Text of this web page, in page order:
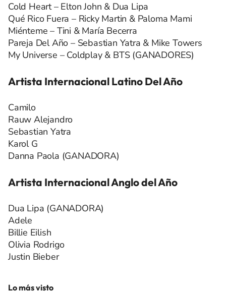
Cold Heart – Elton John & Dua Lipa
Qué Rico Fuera – Ricky Martin & Paloma Mami
Miénteme – Tini & María Becerra
Pareja Del Año – Sebastian Yatra & Mike Towers
My Universe – Coldplay & BTS (GANADORES)
Artista Internacional Latino Del Año
Camilo
Rauw Alejandro
Sebastian Yatra
Karol G
Danna Paola (GANADORA)
Artista Internacional Anglo del Año
Dua Lipa (GANADORA)
Adele
Billie Eilish
Olivia Rodrigo
Justin Bieber
Lo más visto